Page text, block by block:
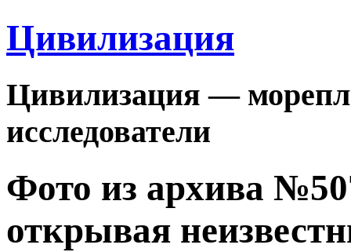
Цивилизация
Цивилизация —
исследователи
Фото из архива
открывая